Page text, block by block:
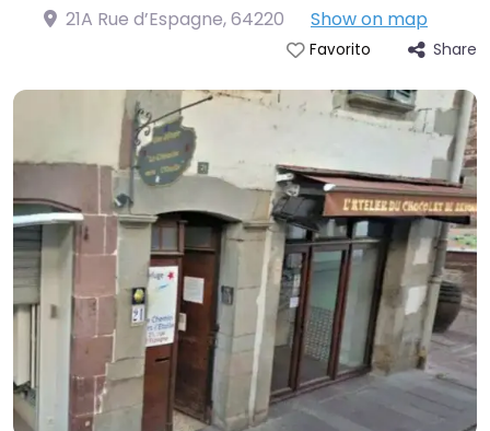
21A Rue d’Espagne,64220 Show on map
Favorito Share